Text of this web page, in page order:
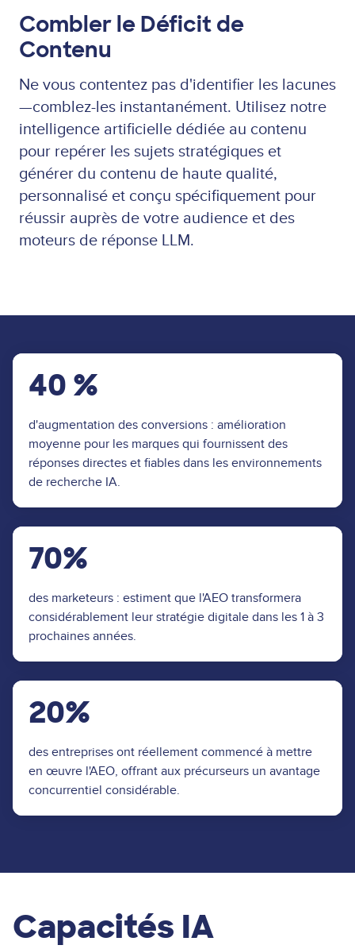
Combler le Déficit de
Contenu
Ne vous contentez pas d'identifier les lacunes
—comblez-les instantanément. Utilisez notre
intelligence artificielle dédiée au contenu
pour repérer les sujets stratégiques et
générer du contenu de haute qualité,
personnalisé et conçu spécifiquement pour
réussir auprès de votre audience et des
moteurs de réponse LLM.
40 %
d'augmentation des conversions : amélioration
moyenne pour les marques qui fournissent des
réponses directes et fiables dans les environnements
de recherche IA.
70%
des marketeurs : estiment que l'AEO transformera
considérablement leur stratégie digitale dans les 1 à 3
prochaines années.
20%
des entreprises ont réellement commencé à mettre
en œuvre l'AEO, offrant aux précurseurs un avantage
concurrentiel considérable.
Capacités IA